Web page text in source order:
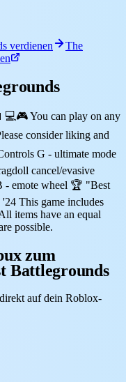
verdienen
The
You can play on any
consider liking and
G - ultimate mode
cancel/evasive
- emote wheel 🏆 "Best
This game includes
items have an equal
possible.
zum
Battlegrounds
auf dein Roblox-